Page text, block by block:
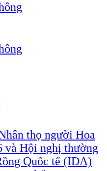
thọ người Hoa
và Hội nghị thường
Quốc tế (IDA)